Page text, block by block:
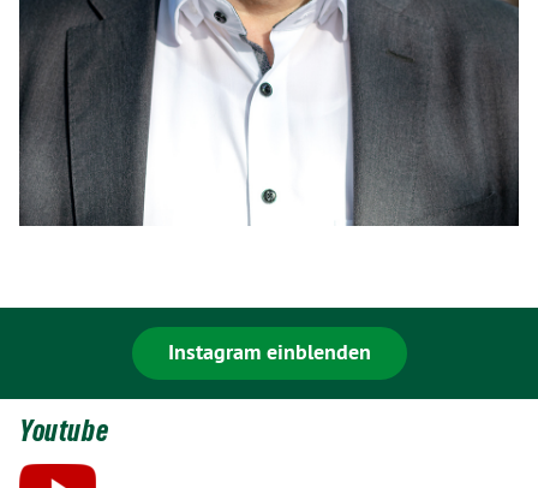
Instagram einblenden
Youtube